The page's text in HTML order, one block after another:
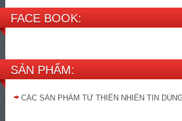
FACE BOOK:
SẢN PHẨM:
CÁC SẢN PHẨM TỪ THIÊN NHIÊN TIN